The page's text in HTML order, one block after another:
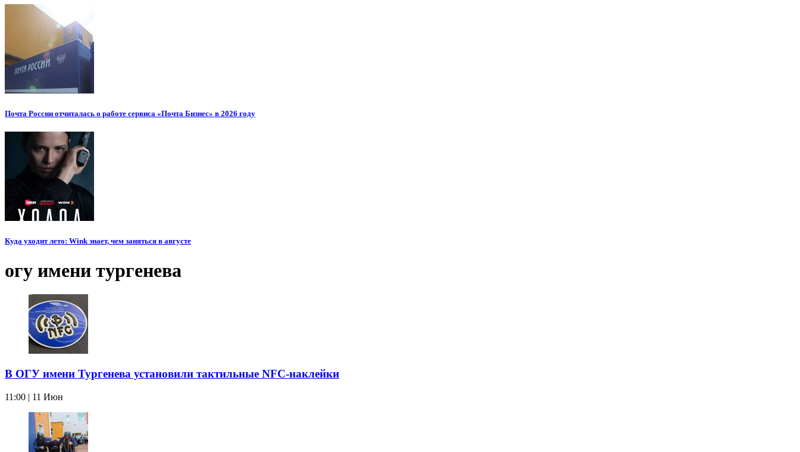
Почта России отчиталась о работе сервиса «Почта Бизнес» в 2026 году
Куда уходит лето: Wink знает, чем заняться в августе
огу имени тургенева
В ОГУ имени Тургенева установили тактильные NFC-наклейки
11:00 | 11 Июн